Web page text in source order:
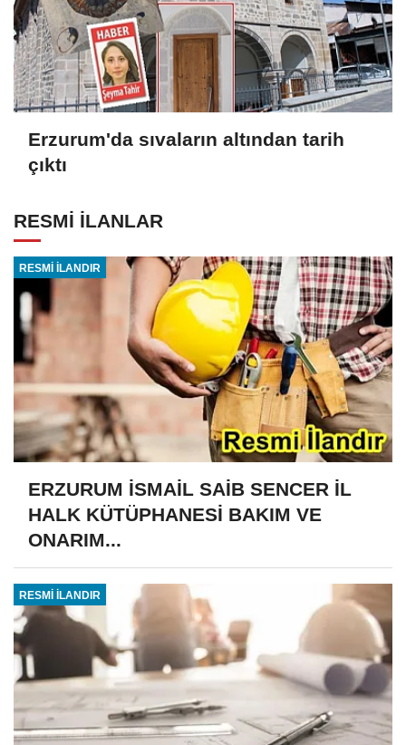
Erzurum'da sıvaların altından tarih
çıktı
RESMİ İLANLAR
RESMİ İLANDIR
ERZURUM İSMAİL SAİB SENCER İL
HALK KÜTÜPHANESİ BAKIM VE
ONARIM...
RESMİ İLANDIR